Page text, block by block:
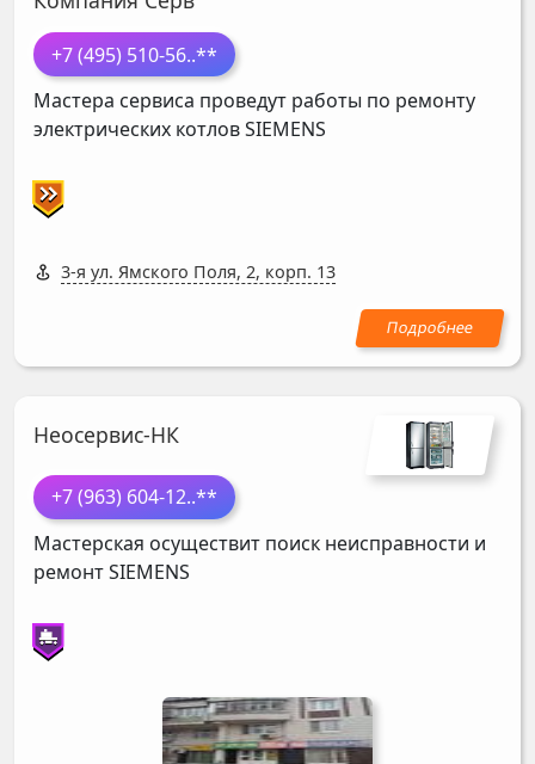
+7 (495) 510-56..**
Мастера сервиса проведут работы по ремонту
электрических котловSIEMENS
3-я ул. Ямского Поля, 2, корп. 13
Неосервис-НК
+7 (963) 604-12..**
Мастерская осуществит поиск неисправности и
ремонтSIEMENS